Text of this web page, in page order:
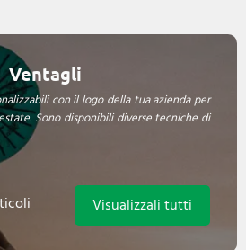
Ventagli
con il logo della tua azienda per
Sono disponibili diverse tecniche di
Visualizzali tutti